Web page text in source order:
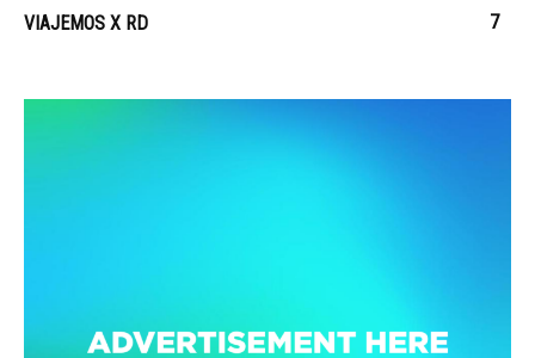
VIAJEMOS X RD
7